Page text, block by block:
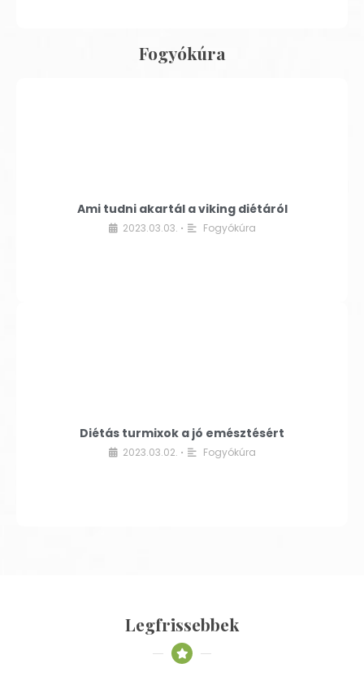
Fogyókúra
Ami tudni akartál a viking diétáról
2023.03.03. • Fogyókúra
Diétás turmixok a jó emésztésért
2023.03.02. • Fogyókúra
Legfrissebbek